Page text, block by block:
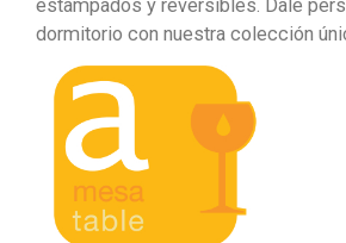
estampados y reversibles. Dale
dormitorio con nuestra colección